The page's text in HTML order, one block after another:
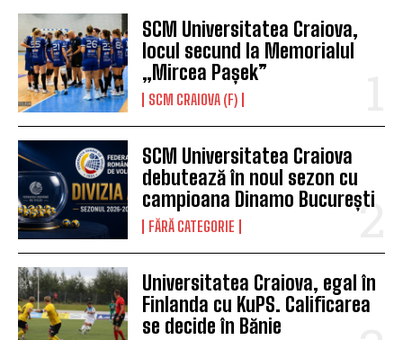
SCM Universitatea Craiova,
locul secund la Memorialul
„Mircea Pașek”
SCM CRAIOVA (F)
SCM Universitatea Craiova
debutează în noul sezon cu
campioana Dinamo București
FĂRĂ CATEGORIE
Universitatea Craiova, egal în
Finlanda cu KuPS. Calificarea
se decide în Bănie